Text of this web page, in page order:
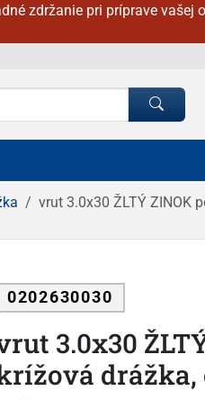
zdržanie pri príprave
vrut 3.0x30 ŽLTÝ ZINOK
0202630030
3.0x30
drážka,